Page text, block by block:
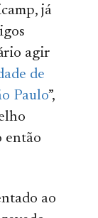
já
agir
de
Paulo”,
então
ao